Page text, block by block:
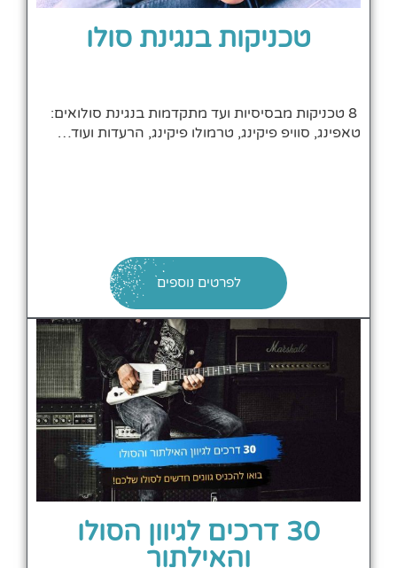
טכניקות בנגינת סולו
8 טכניקות מבסיסיות ועד מתקדמות בנגינת סולואים:
טאפינג, סוויפ פיקינג, טרמולו פיקינג, הרעדות ועוד…
לפרטים נוספים
30 דרכים לגיוון הסולו
והאילתור